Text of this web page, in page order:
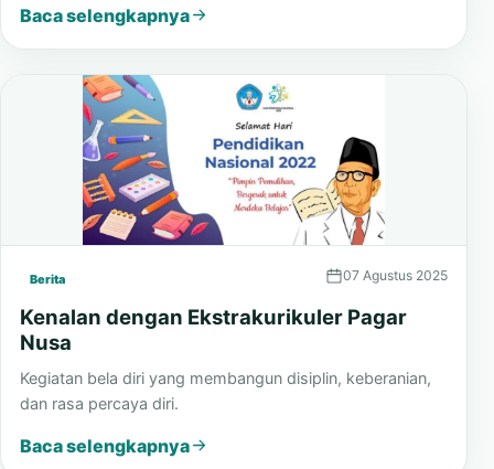
Baca selengkapnya
Berita 07 Agustus 2025
Kenalan dengan Ekstrakurikuler Pagar
Nusa
Kegiatan bela diri yang membangun disiplin, keberanian,
dan rasa percaya diri.
Baca selengkapnya